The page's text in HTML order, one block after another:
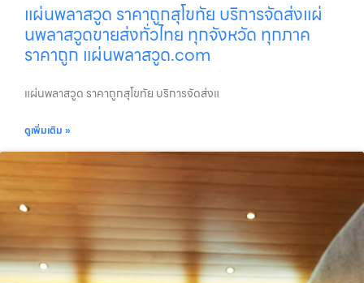
แผ่นพลาสวูด ราคาถูกสุโขทัย บริการจัดส่งแผ่
นพลาสวูดขายส่งทั่วไทย ทุกจังหวัด ทุกภาค
ราคาถูก แผ่นพลาสวูด.com
แผ่นพลาสวูด ราคาถูกสุโขทัย บริการจัดส่งแ
ดูเพิ่มเติม »